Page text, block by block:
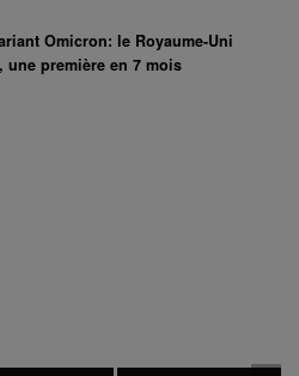
Omicron: le Royaume-Uni
une première en 7 mois